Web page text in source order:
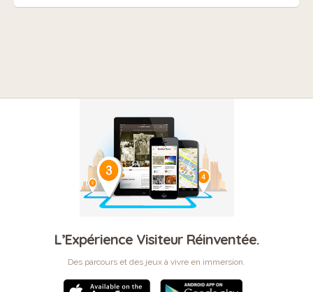
L’Expérience Visiteur Réinventée.
Des parcours et des jeux à vivre en immersion.